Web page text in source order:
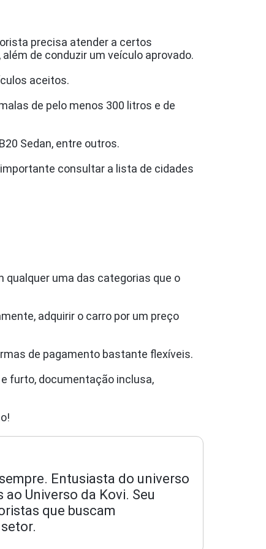
precisa atender a certos
de conduzir um veículo aprovado.
aceitos.
de pelo menos 300 litros e de
Sedan, entre outros.
consultar a lista de cidades
qualquer uma das categorias que o
adquirir o carro por um preço
de pagamento bastante flexíveis.
furto, documentação inclusa,
Entusiasta do universo
Universo da Kovi. Seu
que buscam